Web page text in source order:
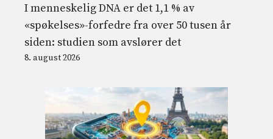
I menneskelig DNA er det 1,1 % av
«spøkelses»-forfedre fra over 50 tusen år
siden: studien som avslører det
8. august 2026